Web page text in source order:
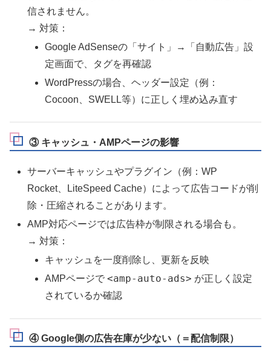
信されません。
→ 対策：
Google AdSenseの「サイト」→「自動広告」設
定画面で、タグを再確認
WordPressの場合、ヘッダー設定（例：
Cocoon、SWELL等）に正しく埋め込み直す
③ キャッシュ・AMPページの影響
サーバーキャッシュやプラグイン（例：WP
Rocket、LiteSpeed Cache）によって広告コードが削
除・圧縮されることがあります。
AMP対応ページでは広告枠が制限される場合も。
→ 対策：
キャッシュを一度削除し、更新を反映
AMPページで<amp-auto-ads> が正しく設定
されているか確認
④ Google側の広告在庫が少ない（＝配信制限）